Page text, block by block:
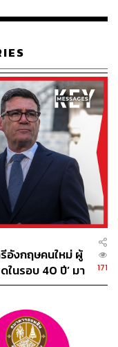
อังกฤษคนใหม่ ผู้
ในรอบ 40 ปี’ มา
171